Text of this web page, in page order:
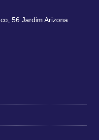
56 Jardim Arizona